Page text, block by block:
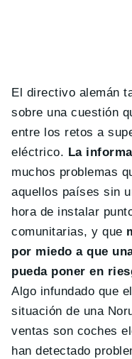
El directivo alemán
sobre una cuestión
entre los retos a
eléctrico. La
muchos problemas
aquellos países sin
hora de instalar
comunitarias, y que
por miedo a que
pueda poner en
Algo infundado que
situación de una
ventas son coches
han detectado